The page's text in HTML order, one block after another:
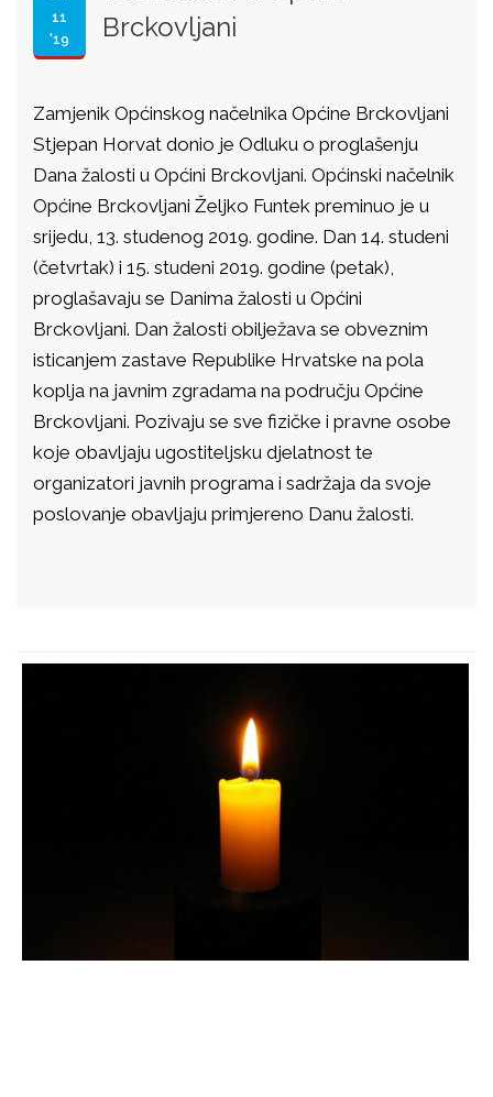
11
'19
Brckovljani
Zamjenik Općinskog načelnika Općine Brckovljani
Stjepan Horvat donio je Odluku o proglašenju
Dana žalosti u Općini Brckovljani. Općinski načelnik
Općine Brckovljani Željko Funtek preminuo je u
srijedu, 13. studenog 2019. godine. Dan 14. studeni
(četvrtak) i 15. studeni 2019. godine (petak),
proglašavaju se Danima žalosti u Općini
Brckovljani. Dan žalosti obilježava se obveznim
isticanjem zastave Republike Hrvatske na pola
koplja na javnim zgradama na području Općine
Brckovljani. Pozivaju se sve fizičke i pravne osobe
koje obavljaju ugostiteljsku djelatnost te
organizatori javnih programa i sadržaja da svoje
poslovanje obavljaju primjereno Danu žalosti.